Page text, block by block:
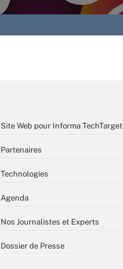
Site Web pour Informa TechTarget
Partenaires
Technologies
Agenda
Nos Journalistes et Experts
Dossier de Presse